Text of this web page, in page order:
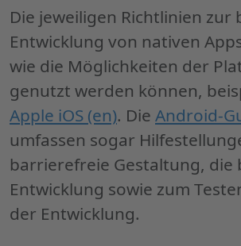
Die jeweiligen Richtlinien
Entwicklung von nativen
wie die Möglichkeiten der
genutzt werden können,
Apple iOS (en). Die Android-
umfassen sogar
barrierefreie Gestaltung, die
Entwicklung sowie zum
der Entwicklung.